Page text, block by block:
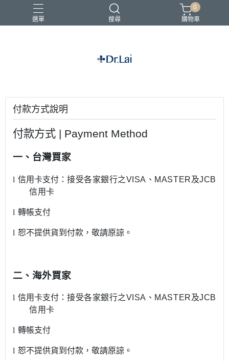
選單 搜尋
0
購物車
付款方式說明
付款方式 | Payment Method
一、台灣買家
l 信用卡支付： 接受各家銀行之VISA 、 MASTER 及JCB
信用卡
l 轉帳支付
l 恕不提供貨到付款，敬請原諒。
二、海外買家
l 信用卡支付： 接受各家銀行之VISA 、 MASTER 及JCB
信用卡
l 轉帳支付
l 恕不提供貨到付款，敬請原諒。